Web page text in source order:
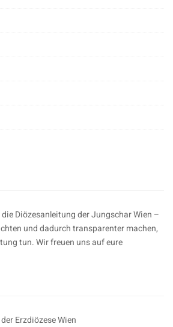
Diözesanleitung der Jungschar Wien –
und dadurch transparenter machen,
tun. Wir freuen uns auf eure
Erzdiözese Wien